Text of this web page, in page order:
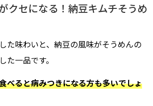
クセになる！納豆キムチそうめ
た味わいと、納豆の風味がそうめんの
た一品です。
べると病みつきになる方も多いでしょ